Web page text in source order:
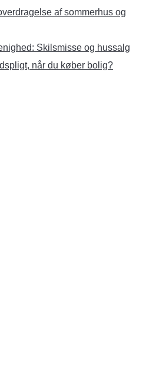
af sommerhus og
Skilsmisse og hussalg
når du køber bolig?